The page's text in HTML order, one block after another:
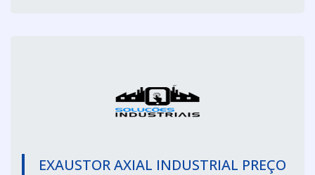
EXAUSTOR AXIAL INDUSTRIAL PREÇO